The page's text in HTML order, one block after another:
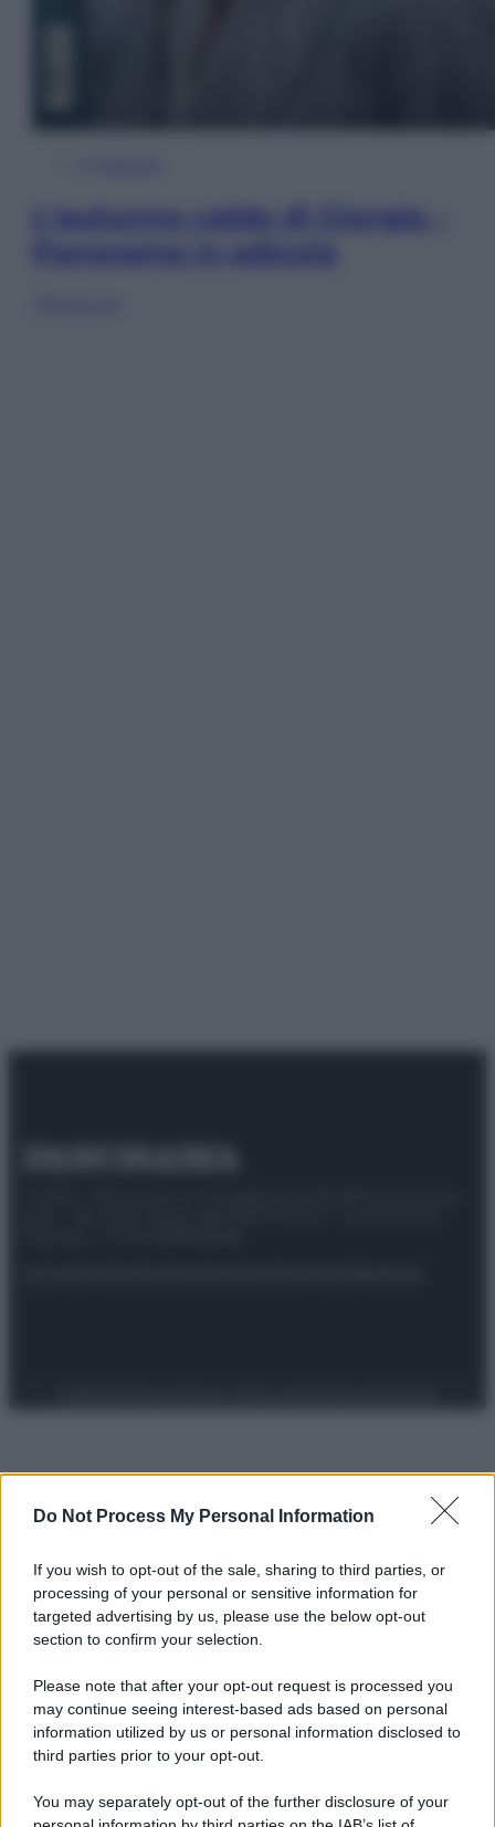
Do Not Process My Personal Information
If you wish to opt-out of the sale, sharing to third parties, or
processing of your personal or sensitive information for
targeted advertising by us, please use the below opt-out
section to confirm your selection.
Please note that after your opt-out request is processed you
may continue seeing interest-based ads based on personal
information utilized by us or personal information disclosed to
third parties prior to your opt-out.
You may separately opt-out of the further disclosure of your
L’autunno caldo di Giorgia –